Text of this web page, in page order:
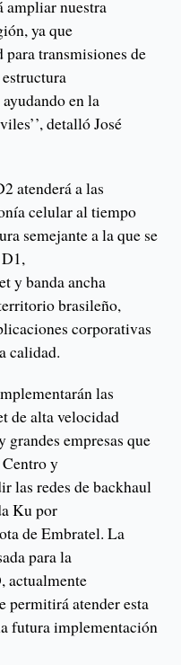
ampliar nuestra
ya que
transmisiones de
en la
detalló José
atenderá a las
celular al tiempo
semejante a la que se
y banda ancha
brasileño,
corporativas
calidad.
las
de alta velocidad
empresas que
y
las redes de backhaul
Ku por
de Embratel. La
para la
actualmente
permitirá atender esta
futura implementación